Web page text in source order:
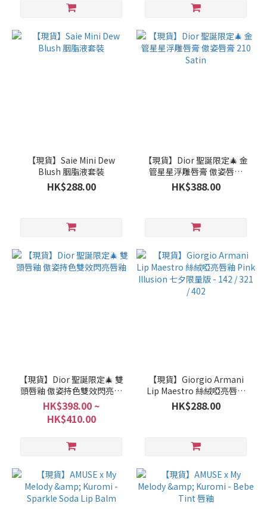
【現貨】Saie Mini Dew
Blush 胭脂液套裝
HK$288.00
【現貨】Dior 聖誕限定🎄 金
管星星浮雕唇膏 傲姿唇膏
210 Satin
HK$388.00
【現貨】Dior 聖誕限定🎄 雙
頭唇釉 傲姿持色雙效閃亮唇
釉
HK$398.00 ~
HK$410.00
【現貨】Giorgio Armani
Lip Maestro 絲絨啞亮唇釉
Pink Illusion 七夕限量版 -
142 / 321 / 402
HK$288.00